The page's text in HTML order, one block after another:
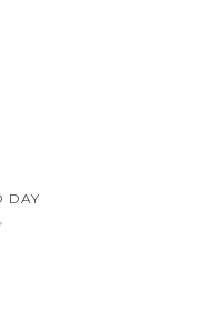
DAY